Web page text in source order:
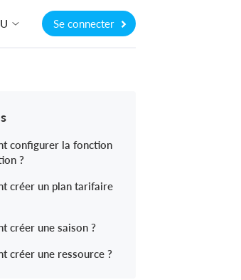
Se connecter
configurer la fonction
?
créer un plan tarifaire
créer une saison ?
créer une ressource ?